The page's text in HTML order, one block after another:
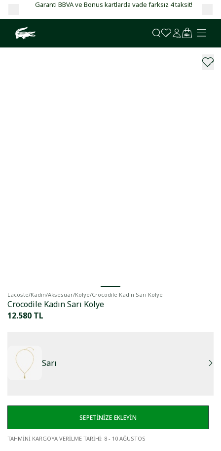
Garanti BBVA ve Bonus kartlarda vade farksız 4 taksit!
Lacoste/Kadın/Aksesuar/Kolye/Crocodile Kadın Sarı Kolye
Crocodile Kadın Sarı Kolye
12.580 TL
Sarı
SEPETİNİZE EKLEYİN
TAHMİNİ KARGOYA VERİLME TARİHİ: 8 - 10 AĞUSTOS